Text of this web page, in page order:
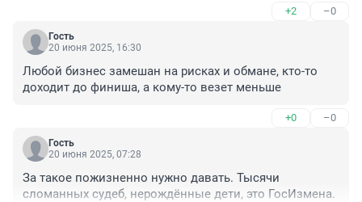
+2 –0
Гость
20 июня 2025, 16:30
Любой бизнес замешан на рисках и обмане, кто-то
доходит до финиша, а кому-то везет меньше
+0 –0
Гость
20 июня 2025, 07:28
За такое пожизненно нужно давать. Тысячи
сломанных судеб, нерождённые дети, это ГосИзмена.